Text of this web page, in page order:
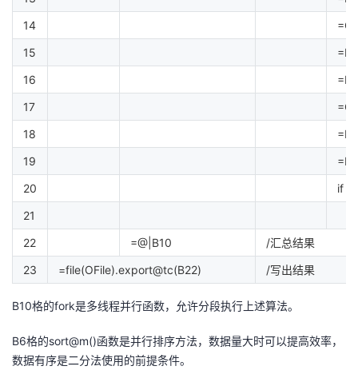
14
15
16
17
18
19
20
if
21
22
=@|B10
/汇总结果
23
=file(OFile).export@tc(B22) /写出结果
B10格的fork是多线程并行函数，允许分段执行上述算法。
B6格的sort@m()函数是并行排序方法，数据量大时可以提高效率，
数据有序是二分法使用的前提条件。